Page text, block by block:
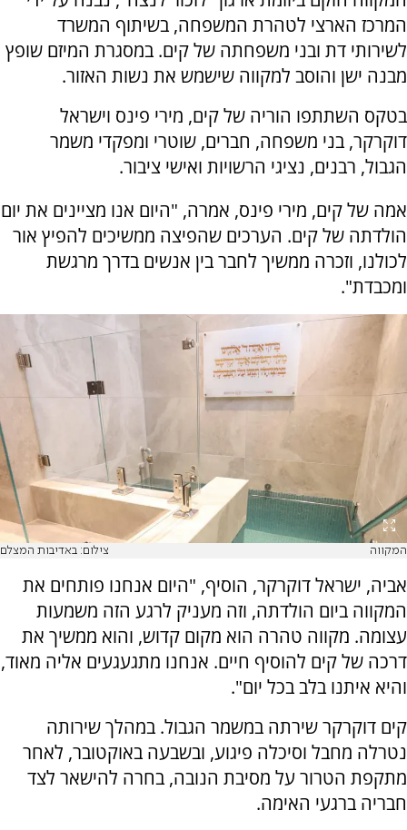
המרכז הארצי לטהרת המשפחה, בשיתוף המשרד
לשירותי דת ובני משפחתה של קים. במסגרת המיזם שופץ
מבנה ישן והוסב למקווה שישמש את נשות האזור.
בטקס השתתפו הוריה של קים, מירי פינס וישראל
דוקרקר, בני משפחה, חברים, שוטרי ומפקדי משמר
הגבול, רבנים, נציגי הרשויות ואישי ציבור.
אמה של קים, מירי פינס, אמרה, "היום אנו מציינים את יום
הולדתה של קים. הערכים שהפיצה ממשיכים להפיץ אור
לכולנו, וזכרה ממשיך לחבר בין אנשים בדרך מרגשת
ומכבדת".
המקווה צילום: באדיבות המצלם
אביה, ישראל דוקרקר, הוסיף, "היום אנחנו פותחים את
המקווה ביום הולדתה, וזה מעניק לרגע הזה משמעות
עצומה. מקווה טהרה הוא מקום קדוש, והוא ממשיך את
דרכה של קים להוסיף חיים. אנחנו מתגעגעים אליה מאוד,
והיא איתנו בלב בכל יום".
קים דוקרקר שירתה במשמר הגבול. במהלך שירותה
נטרלה מחבל וסיכלה פיגוע, ובשבעה באוקטובר, לאחר
מתקפת הטרור על מסיבת הנובה, בחרה להישאר לצד
חבריה ברגעי האימה.